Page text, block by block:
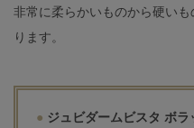
非常に柔らかいものから硬い
ります。
ジュビダームビスタ ボ